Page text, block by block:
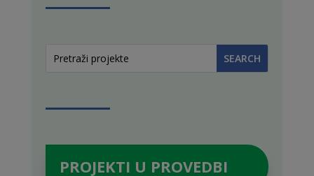
PROJEKTI U PROVEDBI